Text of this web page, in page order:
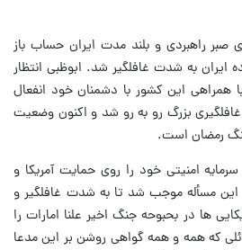
صبر راهبردی و بلند مدت ایران حساب باز
ایران به شدت غافلگیر شد. ابوظبی انتظار
همراهی این کشور با دشمنان خود انفعال
بزرگ رو به رو شد و اکنون وضعیت
جنگ رمضان است.
امنیتی خود را روی حمایت آمریکا و
این مسأله موجب شد تا به شدت غافلگیر و
ها در بحبوحه جنگ اخیر علنا امارات را
که همه و همه گواهی روشن بر این مدعا